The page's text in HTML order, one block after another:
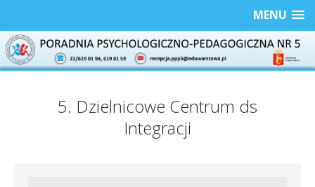
MENU
5. Dzielnicowe Centrum ds
Integracji